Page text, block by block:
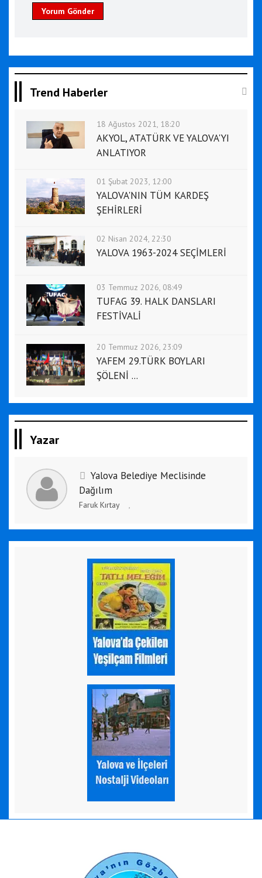
Yorum Gönder
Trend Haberler
18 Ağustos 2021, 18:20
AKYOL, ATATÜRK VE YALOVA'YI
ANLATIYOR
01 Şubat 2023, 12:00
YALOVA'NIN TÜM KARDEŞ
ŞEHİRLERİ
02 Nisan 2024, 22:30
YALOVA 1963-2024 SEÇİMLERİ
03 Temmuz 2026, 08:49
TUFAG 39. HALK DANSLARI
FESTİVALİ
20 Temmuz 2026, 23:09
YAFEM 29.TÜRK BOYLARI
ŞÖLENİ ...
Yazar
Yalova Belediye Meclisinde
Dağılım
Faruk Kırtay ,